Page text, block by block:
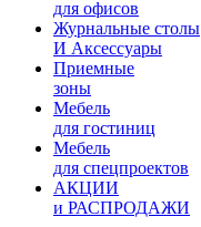
для офисов
Журнальные столы
И Аксессуары
Приемные
зоны
Мебель
для гостиниц
Мебель
для cпецпроектов
АКЦИИ
и РАСПРОДАЖИ